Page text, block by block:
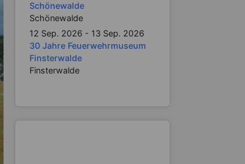
Schönewalde
Schönewalde
12 Sep. 2026 - 13 Sep. 2026
30 Jahre Feuerwehrmuseum
Finsterwalde
Finsterwalde